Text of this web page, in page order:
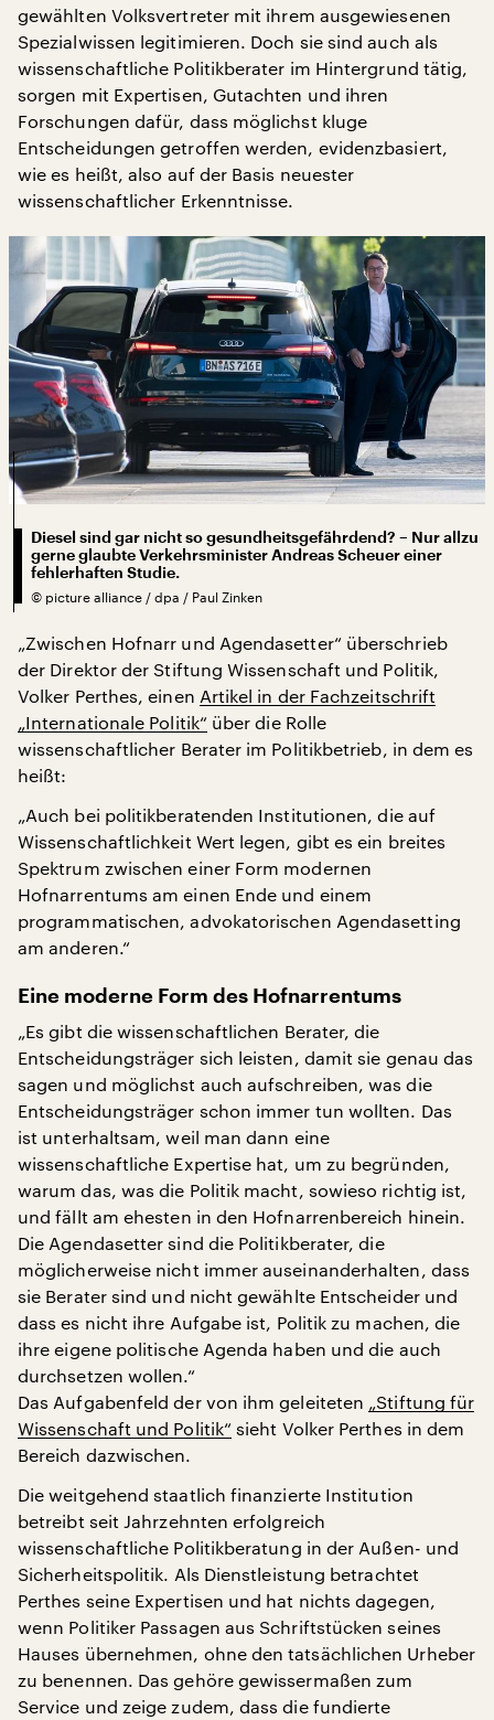
gewählten Volksvertreter mit ihrem ausgewiesenen
Spezialwissen legitimieren. Doch sie sind auch als
wissenschaftliche Politikberater im Hintergrund tätig,
sorgen mit Expertisen, Gutachten und ihren
Forschungen dafür, dass möglichst kluge
Entscheidungen getroffen werden, evidenzbasiert,
wie es heißt, also auf der Basis neuester
wissenschaftlicher Erkenntnisse.
Diesel sind gar nicht so gesundheitsgefährdend? – Nur allzu
gerne glaubte Verkehrsminister Andreas Scheuer einer
fehlerhaften Studie.
© picture alliance / dpa / Paul Zinken
„Zwischen Hofnarr und Agendasetter“ überschrieb
der Direktor der Stiftung Wissenschaft und Politik,
Volker Perthes, einen Artikel in der Fachzeitschrift
„Internationale Politik“ über die Rolle
wissenschaftlicher Berater im Politikbetrieb, in dem es
heißt:
„Auch bei politikberatenden Institutionen, die auf
Wissenschaftlichkeit Wert legen, gibt es ein breites
Spektrum zwischen einer Form modernen
Hofnarrentums am einen Ende und einem
programmatischen, advokatorischen Agendasetting
am anderen.“
Eine moderne Form des Hofnarrentums
„Es gibt die wissenschaftlichen Berater, die
Entscheidungsträger sich leisten, damit sie genau das
sagen und möglichst auch aufschreiben, was die
Entscheidungsträger schon immer tun wollten. Das
ist unterhaltsam, weil man dann eine
wissenschaftliche Expertise hat, um zu begründen,
warum das, was die Politik macht, sowieso richtig ist,
und fällt am ehesten in den Hofnarrenbereich hinein.
Die Agendasetter sind die Politikberater, die
möglicherweise nicht immer auseinanderhalten, dass
sie Berater sind und nicht gewählte Entscheider und
dass es nicht ihre Aufgabe ist, Politik zu machen, die
ihre eigene politische Agenda haben und die auch
durchsetzen wollen.“
Das Aufgabenfeld der von ihm geleiteten „Stiftung für
Wissenschaft und Politik“ sieht Volker Perthes in dem
Bereich dazwischen.
Die weitgehend staatlich finanzierte Institution
betreibt seit Jahrzehnten erfolgreich
wissenschaftliche Politikberatung in der Außen- und
Sicherheitspolitik. Als Dienstleistung betrachtet
Perthes seine Expertisen und hat nichts dagegen,
wenn Politiker Passagen aus Schriftstücken seines
Hauses übernehmen, ohne den tatsächlichen Urheber
zu benennen. Das gehöre gewissermaßen zum
Service und zeige zudem, dass die fundierte